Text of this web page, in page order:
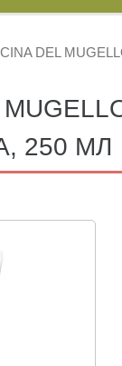
DEL
250 МЛ